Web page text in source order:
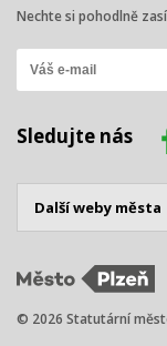
Nechte si pohodlně
Sledujte nás
© 2026 Statutární